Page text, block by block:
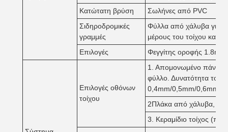
Κατώτατη βρύση
Σωλήνες από PVC
Σιδηροδρομικές
γραμμές
Φύλλα από χάλυβα για
μέρους του τοίχου και
Επιλογές
Φεγγίτης οροφής 1.8mm
Επιλογές οθόνων
τοίχου
1. Απομονωμένο πάνελ
φύλλο. Δυνατότητα του
0,4mm/0,5mm/0,6mm
2Πλάκα από χάλυβα,
3. Κεραμίδιο τοίχος